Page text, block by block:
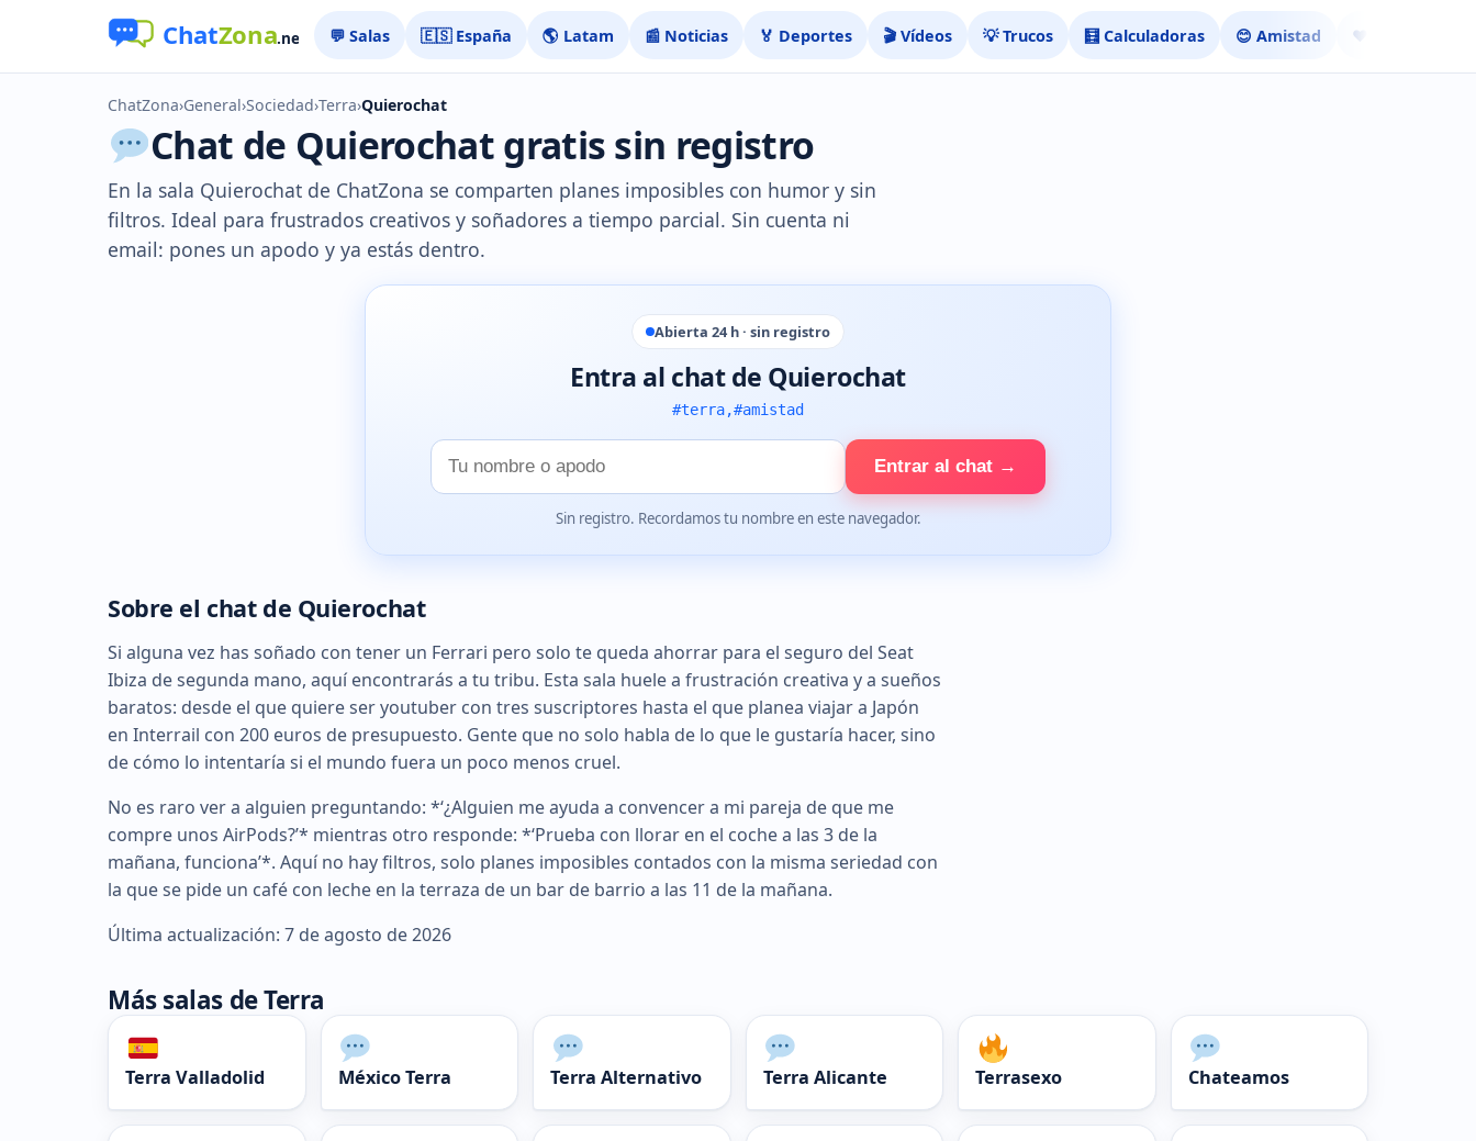
💬 Salas 🇪🇸 España 🌎 Latam 📰 Noticias 🏅 Deportes 🎬 Vídeos 💡 Trucos 🧮 Calculadoras 😊 Amistad ❤️ Ligar
ChatZona›General›Sociedad›Terra›Quierochat
Chat de Quierochat gratis sin registro
En la sala Quierochat de ChatZona se comparten planes imposibles con humor y sin
filtros. Ideal para frustrados creativos y soñadores a tiempo parcial. Sin cuenta ni
email: pones un apodo y ya estás dentro.
Abierta 24 h · sin registro
Entra al chat de Quierochat
#terra,#amistad
Tu
nombre
Entrar al chat →
Sin registro. Recordamos tu nombre en este navegador.
Sobre el chat de Quierochat
Si alguna vez has soñado con tener un Ferrari pero solo te queda ahorrar para el seguro del Seat
Ibiza de segunda mano, aquí encontrarás a tu tribu. Esta sala huele a frustración creativa y a sueños
baratos: desde el que quiere ser youtuber con tres suscriptores hasta el que planea viajar a Japón
en Interrail con 200 euros de presupuesto. Gente que no solo habla de lo que le gustaría hacer, sino
de cómo lo intentaría si el mundo fuera un poco menos cruel.
No es raro ver a alguien preguntando: *‘¿Alguien me ayuda a convencer a mi pareja de que me
compre unos AirPods?’* mientras otro responde: *‘Prueba con llorar en el coche a las 3 de la
mañana, funciona’*. Aquí no hay filtros, solo planes imposibles contados con la misma seriedad con
la que se pide un café con leche en la terraza de un bar de barrio a las 11 de la mañana.
Última actualización: 7 de agosto de 2026
Más salas de Terra
Terra Valladolid México Terra Terra Alternativo Terra Alicante Terrasexo Chateamos